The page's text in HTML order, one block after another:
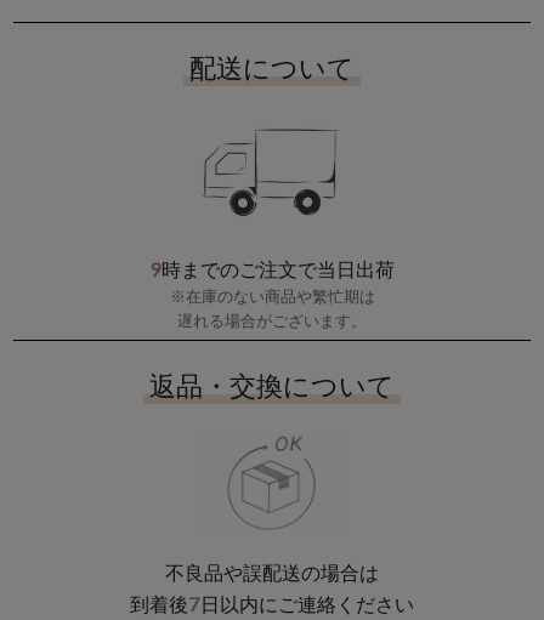
配送について
9時までのご注文で当日出荷
※在庫のない商品や繁忙期は
遅れる場合がございます。
返品・交換について
不良品や誤配送の場合は
到着後7日以内にご連絡ください